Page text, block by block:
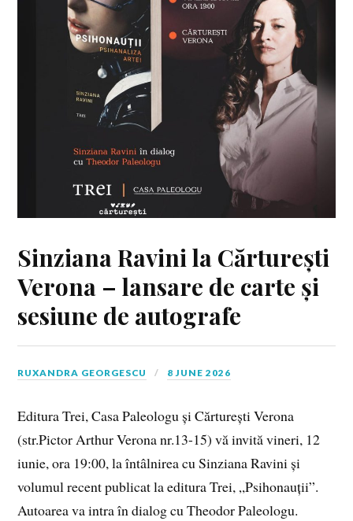
Sinziana Ravini la Cărturești
Verona – lansare de carte și
sesiune de autografe
RUXANDRA GEORGESCU 8 JUNE 2026
Editura Trei, Casa Paleologu și Cărturești Verona
(str.Pictor Arthur Verona nr.13-15) vă invită vineri, 12
iunie, ora 19:00, la întâlnirea cu Sinziana Ravini și
volumul recent publicat la editura Trei, „Psihonauții”.
Autoarea va intra în dialog cu Theodor Paleologu.